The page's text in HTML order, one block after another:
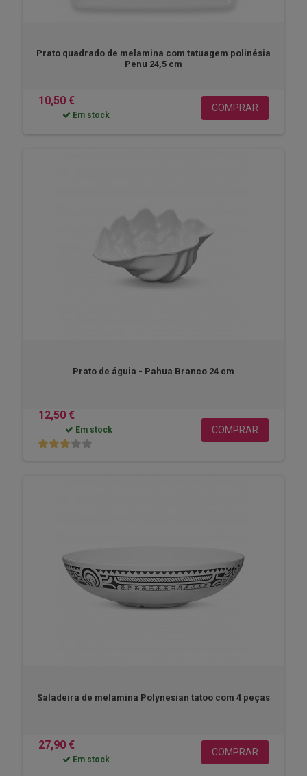
Prato quadrado de melamina com tatuagem polinésia
Penu 24,5 cm
10,50 €
Em stock
COMPRAR
Prato de águia - Pahua Branco 24 cm
12,50 €
Em stock COMPRAR
Saladeira de melamina Polynesian tatoo com 4 peças
27,90 €
Em stock
COMPRAR